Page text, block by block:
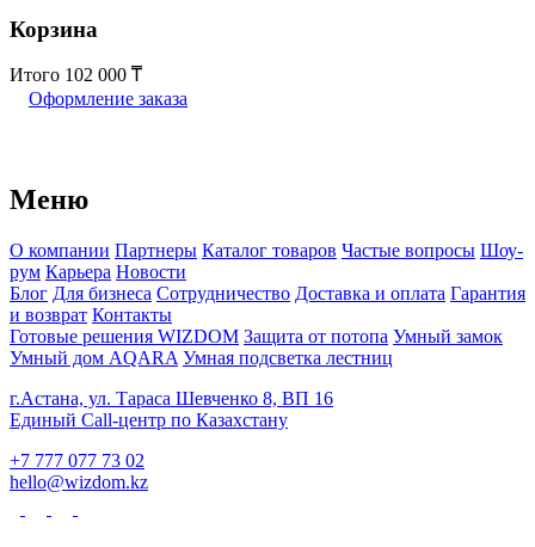
Корзина
Итого 102 000
Оформление заказа
Меню
О компании Партнеры Каталог товаров Частые вопросы Шоу-
рум Карьера Новости
Блог Для бизнеса Сотрудничество Доставка и оплата Гарантия
и возврат Контакты
Готовые решения WIZDOM Защита от потопа Умный замок
Умный дом AQARA Умная подсветка лестниц
г.Астана, ул. Тараса Шевченко 8, ВП 16
Единый Call-центр по Казахстану
+7 777 077 73 02
hello@wizdom.kz